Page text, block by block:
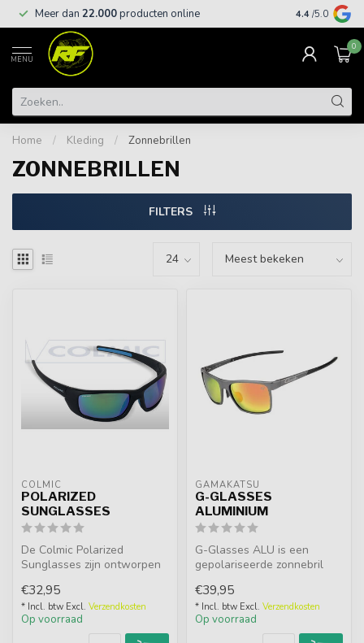
Meer dan 22.000producten online Gratis
4.4 /5.0
MENU
0
Home / Kleding / Zonnebrillen
ZONNEBRILLEN
FILTERS
COLMIC
POLARIZED
SUNGLASSES
De Colmic Polarized
Sunglasses zijn ontworpen
hoogwaardige material...
€32,95
* Incl. btw Excl. Verzendkosten
Op voorraad
GAMAKATSU
G-GLASSES
ALUMINIUM
G-Glasses ALU is een
gepolariseerde zonnebril
aluminium. ...
€39,95
* Incl. btw Excl. Verzendkosten
Op voorraad